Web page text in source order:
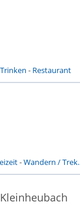
- Restaurant
-Wandern /